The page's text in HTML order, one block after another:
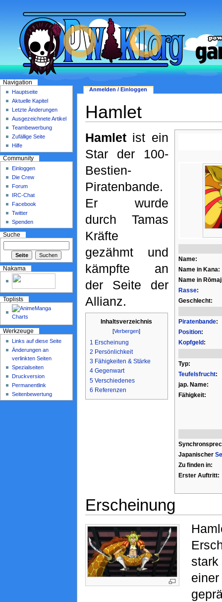
Hamlet
Name:
Name in Kana:
Name in
Rasse:
Geschlecht:
Piratenbande:
Position:
Kopfgeld:
Typ:
Teufelsfrucht:
jap. Name:
Fähigkeit:
Japanischer
Zu finden in:
Erster Auftritt:
Hamletist ein
Star der 100-
Bestien-
Piratenbande.
Er wurde
durch Tamas
Kräfte
gezähmt und
kämpfte an
der Seite der
Allianz.
Inhaltsverzeichnis
[Verbergen]
1 Erscheinung
2 Persönlichkeit
3 Fähigkeiten & Stärke
4 Gegenwart
5 Verschiedenes
6 Referenzen
Erscheinung
stark
Anmelden / Einloggen
Navigation
Hauptseite
Aktuelle Kapitel
Letzte Änderungen
Ausgezeichnete Artikel
Teambewerbung
Zufällige Seite
Hilfe
Community
Einloggen
Die Crew
Forum
IRC-Chat
Facebook
Twitter
Spenden
Suche
Nakama
Toplists
Werkzeuge
Links auf diese Seite
Änderungen an
verlinkten Seiten
Spezialseiten
Druckversion
Permanentlink
Seitenbewertung